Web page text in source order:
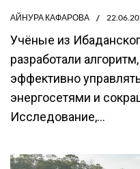
АЙНУРА КАФАРОВА
Учёные из
разработали
эффективно
энергосетями и
Исследование,...